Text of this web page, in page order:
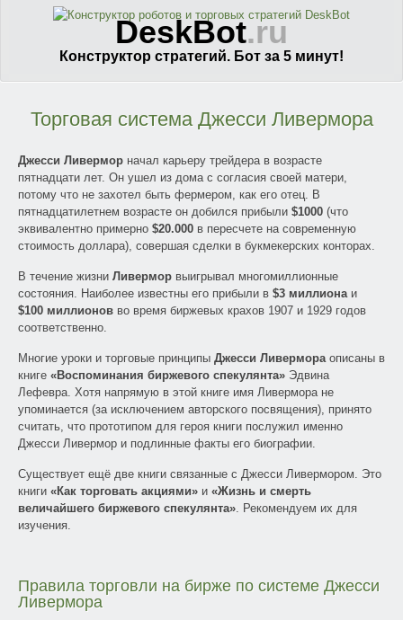
DeskBot.ru
Конструктор стратегий. Бот за 5 минут!
Торговая система Джесси Ливермора
Джесси Ливермор начал карьеру трейдера в возрасте
пятнадцати лет. Он ушел из дома с согласия своей матери,
потому что не захотел быть фермером, как его отец. В
пятнадцатилетнем возрасте он добился прибыли $1000 (что
эквивалентно примерно $20.000 в пересчете на современную
стоимость доллара), совершая сделки в букмекерских конторах.
В течение жизни Ливермор выигрывал многомиллионные
состояния. Наиболее известны его прибыли в $3 миллионаи
$100 миллионов во время биржевых крахов 1907 и 1929 годов
соответственно.
Многие уроки и торговые принципы Джесси Ливермораописаны в
книге «Воспоминания биржевого спекулянта» Эдвина
Лефевра. Хотя напрямую в этой книге имя Ливермора не
упоминается (за исключением авторского посвящения), принято
считать, что прототипом для героя книги послужил именно
Джесси Ливермор и подлинные факты его биографии.
Существует ещё две книги связанные с Джесси Ливермором. Это
книги «Как торговать акциями» и «Жизнь и смерть
величайшего биржевого спекулянта». Рекомендуем их для
изучения.
Правила торговли на бирже по системе Джесси
Ливермора